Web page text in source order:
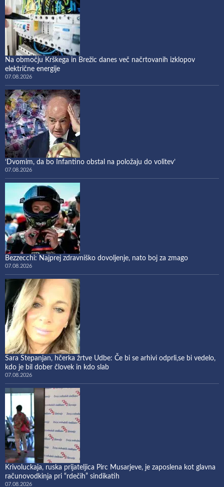
Na območju Krškega in Brežic danes več načrtovanih izklopov
električne energije
07.08.2026
‘Dvomim, da bo Infantino obstal na položaju do volitev’
07.08.2026
Bezzecchi: Najprej zdravniško dovoljenje, nato boj za zmago
07.08.2026
Sara Stepanjan, hčerka žrtve Udbe: Če bi se arhivi odprli,se bi vedelo,
kdo je bil dober človek in kdo slab
07.08.2026
Krivoluckaja, ruska prijateljica Pirc Musarjeve, je zaposlena kot glavna
računovodkinja pri “rdečih” sindikatih
07.08.2026